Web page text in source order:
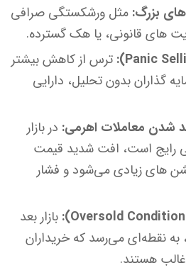
های بزرگ: مثل ورشکستگی صرافی
ترس از کاهش بیشتر
گذاران بدون تحلیل، دارایی
شدن معاملات اهرمی: در بازار
رایج است، افت شدید قیمت
های زیادی می‌شود و فشار
بازار بعد
به نقطه‌ای می‌رسد که خریداران
هستند.